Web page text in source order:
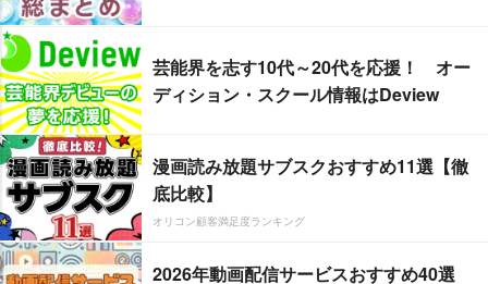
芸能界を志す10代～20代を応援！ オー
ディション・スクール情報はDeview
漫画読み放題サブスクおすすめ11選【徹
底比較】
オリコン顧客満足度ランキング
2026年動画配信サービスおすすめ40選